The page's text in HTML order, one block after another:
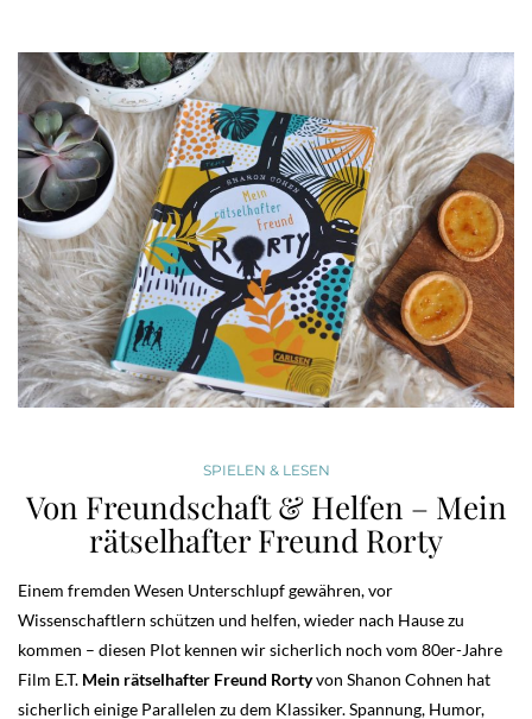
SPIELEN & LESEN
Von Freundschaft & Helfen – Mein
rätselhafter Freund Rorty
Einem fremden Wesen Unterschlupf gewähren, vor
Wissenschaftlern schützen und helfen, wieder nach Hause zu
kommen – diesen Plot kennen wir sicherlich noch vom 80er-Jahre
Film E.T. Mein rätselhafter Freund Rortyvon Shanon Cohnen hat
sicherlich einige Parallelen zu dem Klassiker. Spannung, Humor,